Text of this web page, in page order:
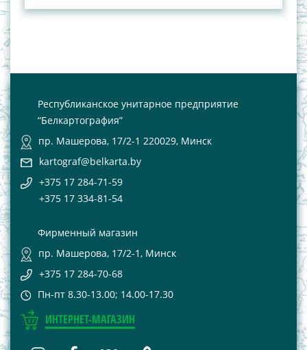
Республиканское унитарное предприятие
“Белкартография”
пр. Машерова, 17/2-1 220029, Минск
kartograf@belkarta.by
+375 17 284-71-59
+375 17 334-81-54
Фирменный магазин
пр. Машерова, 17/2-1, Минск
+375 17 284-70-68
Пн-пт 8.30-13.00; 14.00-17.30
ИНТЕРНЕТ-МАГАЗИН